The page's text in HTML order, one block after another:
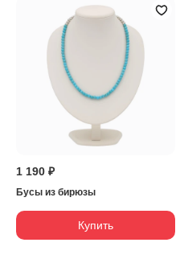
1 190 ₽
Бусы из бирюзы
Купить